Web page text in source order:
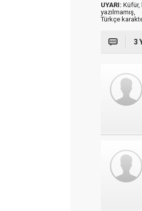
UYARI: Küfür,
yazılmamış,
Türkçe
3